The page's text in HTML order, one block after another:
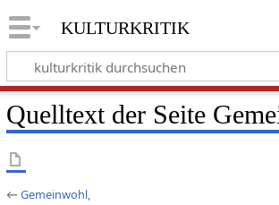
kulturkritik
Quelltext der Seite
←Gemeinwohl,